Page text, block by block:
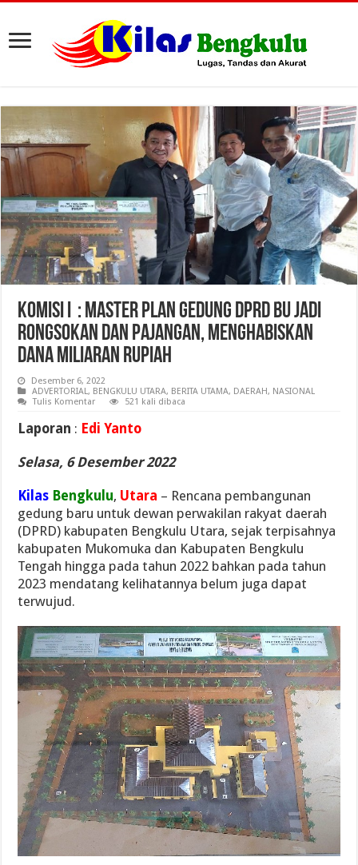
Komisi I : Master Plan Gedung DPRD BU Jadi
Rongsokan Dan Pajangan, Menghabiskan
Dana Miliaran Rupiah
Desember 6, 2022
ADVERTORIAL, BENGKULU UTARA, BERITA UTAMA, DAERAH, NASIONAL
Tulis Komentar
521 kali dibaca
Laporan : Edi Yanto
Selasa, 6 Desember 2022
Kilas Bengkulu, Utara – Rencana pembangunan
gedung baru untuk dewan perwakilan rakyat daerah
(DPRD) kabupaten Bengkulu Utara, sejak terpisahnya
kabupaten Mukomuka dan Kabupaten Bengkulu
Tengah hingga pada tahun 2022 bahkan pada tahun
2023 mendatang kelihatannya belum juga dapat
terwujud.